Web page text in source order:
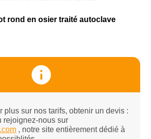
rond en osier traité autoclave
plus sur nos tarifs, obtenir un devis :
rejoignez-nous sur
, notre site entièrement dédié à